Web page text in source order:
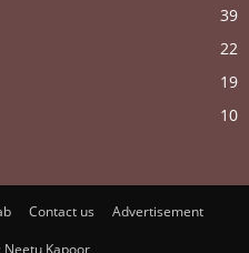
39
22
19
10
Contact us
Advertisement
Kapoor